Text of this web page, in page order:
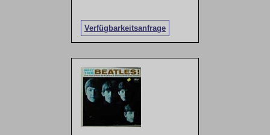
Verfügbarkeitsanfrage